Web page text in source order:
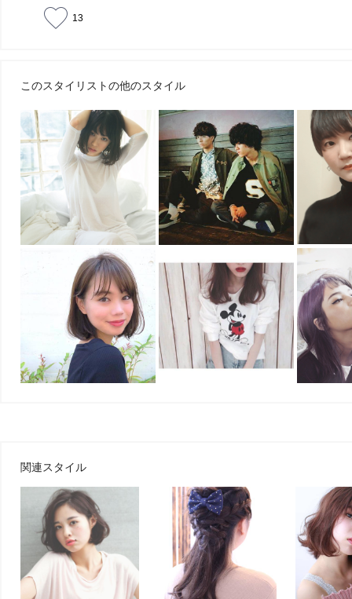
13
このスタイリストの他のスタイル
関連スタイル